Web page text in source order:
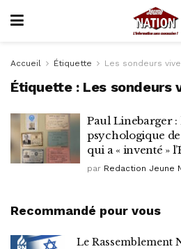
Accueil Étiquette Les sondeurs
Étiquette : Les sondeurs
Paul Linebarger :
psychologique
qui a « inventé »
par Redaction Jeune
Recommandé pour vous
Le Rassemblement